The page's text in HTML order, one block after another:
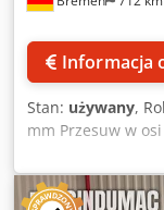
Informacja
Stan: używany,
mm Przesuw w
Sterowanie: Haas
610 mm
przesuwu: 18 m/